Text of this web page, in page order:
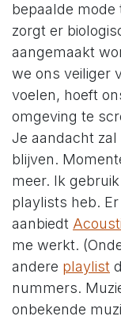
bepaalde mode
zorgt er
aangemaakt
we ons veiliger
voelen, hoeft
omgeving te
Je aandacht
blijven.
meer. Ik
playlists heb.
aanbiedt
me werkt.
andere playlist
nummers.
onbekende